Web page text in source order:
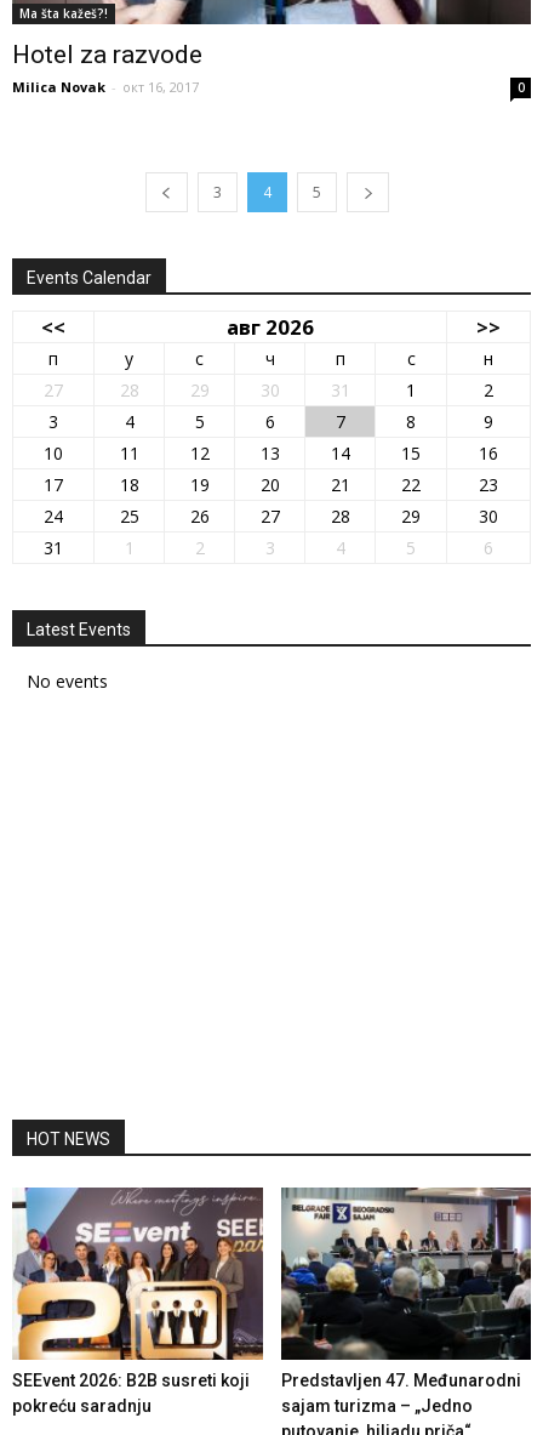
Ma šta kažeš?!
Hotel za razvode
Milica Novak - окт 16, 2017 0
3 4 5
Events Calendar
<< авг 2026 >>
п у с ч п с
н
27
28 29 30 31 1
2
3
4 5 6 7 8
9
10
11 12 13 14 15
16
17
18 19 20 21 22
23
24
25 26 27 28 29
30
31
1 2 3 4 5 6
Latest Events
No events
HOT NEWS
SEEvent 2026: B2B susreti koji
pokreću saradnju
Predstavljen 47. Međunarodni
sajam turizma – „Jedno